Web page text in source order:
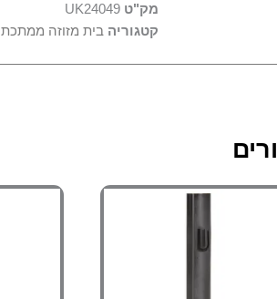
מק"ט UK24049
קטגוריה בית מזוזה ממתכת